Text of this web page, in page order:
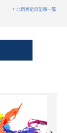
北岡秀紀の記事一覧